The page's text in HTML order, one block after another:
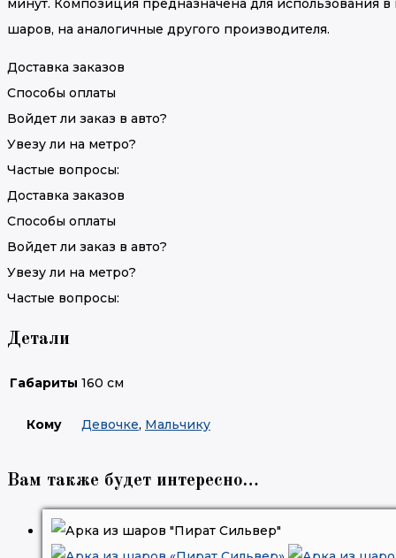
минут. Композиция предназначена для
шаров, на аналогичные другого производителя.
Доставка заказов
Способы оплаты
Войдет ли заказ в авто?
Увезу ли на метро?
Частые вопросы:
Доставка заказов
Способы оплаты
Войдет ли заказ в авто?
Увезу ли на метро?
Частые вопросы:
Детали
Габариты 160 см
Кому Девочке, Мальчику
Вам также будет интересно…